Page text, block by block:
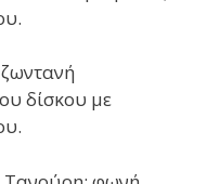
δίσκου με